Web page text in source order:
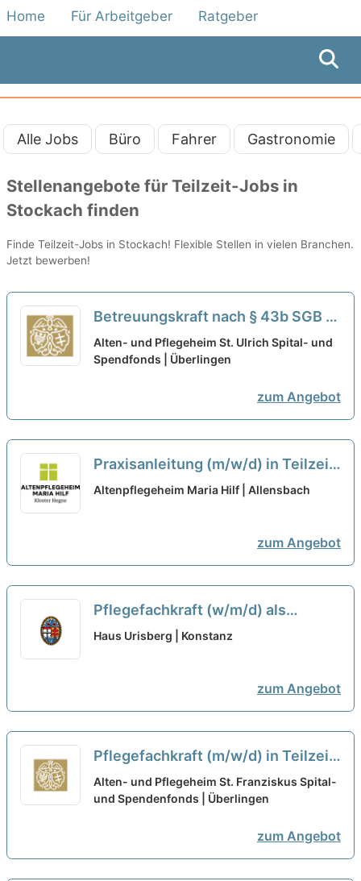
Home Für Arbeitgeber Ratgeber
Alle Jobs Büro Fahrer Gastronomie
Stellenangebote für Teilzeit-Jobs in
Stockach finden
Finde Teilzeit-Jobs in Stockach! Flexible Stellen in vielen Branchen.
Jetzt bewerben!
Betreuungskraft nach § 43b SGB XI
(m/w/d) in Teilzeit - Herzlich
willkommen! neu
Alten- und Pflegeheim St. Ulrich Spital- und
Spendfonds | Überlingen
zum Angebot
Praxisanleitung (m/w/d) in Teilzeit
(75%) - Teamplayer:in mit Herz
Altenpflegeheim Maria Hilf | Allensbach
zum Angebot
Pflegefachkraft (w/m/d) als
Dauernachtwache in Teilzeit (50-
Haus Urisberg | Konstanz
zum Angebot
Pflegefachkraft (m/w/d) in Teilzeit
- Verstärke unser Team! neu
Alten- und Pflegeheim St. Franziskus Spital-
und Spendenfonds | Überlingen
zum Angebot